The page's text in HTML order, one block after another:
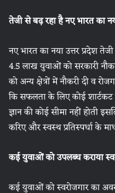
तेजी से बढ़ रहा है नए भारत का
नए भारत का नया उत्तर प्रदेश
4.5 लाख युवाओं को सरकारी
को अन्य क्षेत्रों में नौकरी दी व
कि सफलता के लिए कोई शार्टकट
ज्ञान की कोई सीमा नहीं होती
करिए और स्वस्थ प्रतिस्पर्धा के
कई युवाओं को उपलब्‍ध कराया
कई युवाओं को स्वरोजगार का